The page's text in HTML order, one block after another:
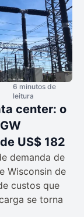
6 minutos de
leitura
center: o
US$ 182
demanda de
Wisconsin de
custos que
se torna